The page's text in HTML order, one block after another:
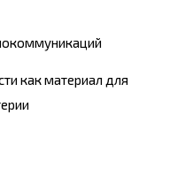
как материал для